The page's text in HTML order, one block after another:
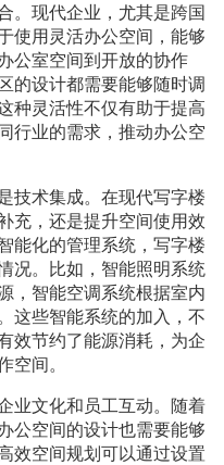
。现代企业，尤其是跨国
使用灵活办公空间，能够
公室空间到开放的协作
的设计都需要能够随时调
种灵活性不仅有助于提高
行业的需求，推动办公空
技术集成。在现代写字楼
充，还是提升空间使用效
能化的管理系统，写字楼
况。比如，智能照明系统
，智能空调系统根据室内
这些智能系统的加入，不
效节约了能源消耗，为企
空间。
业文化和员工互动。随着
公空间的设计也需要能够
效空间规划可以通过设置